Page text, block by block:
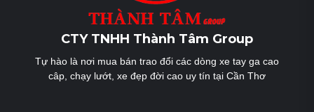
CTY TNHH Thành Tâm Group
Tự hào là nơi mua bán trao đổi các dòng xe tay ga cao
câp, chạy lướt, xe đẹp đời cao uy tín tại Cần Thơ